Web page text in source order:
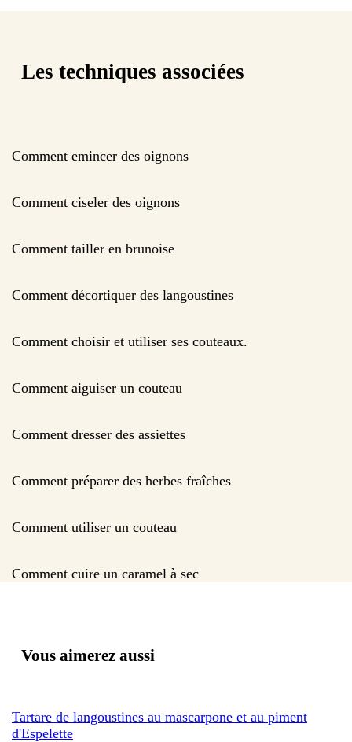
Les techniques associées
Comment emincer des oignons
Comment ciseler des oignons
Comment tailler en brunoise
Comment décortiquer des langoustines
Comment choisir et utiliser ses couteaux.
Comment aiguiser un couteau
Comment dresser des assiettes
Comment préparer des herbes fraîches
Comment utiliser un couteau
Comment cuire un caramel à sec
Vous aimerez aussi
Tartare de langoustines au mascarpone et au piment
d'Espelette